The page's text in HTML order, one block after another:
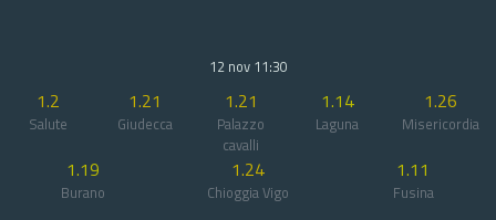
12 nov 11:30
1.2
Salute
1.21
Giudecca
1.21
Palazzo
cavalli
1.14
Laguna
1.26
Misericordia
1.19
Burano
1.24
Chioggia Vigo
1.11
Fusina